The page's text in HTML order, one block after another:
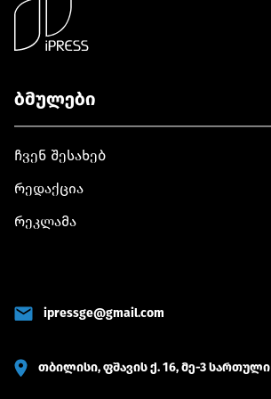
ბმულები
ჩვენ შესახებ
რედაქცია
რეკლამა
ipressge@gmail.com
თბილისი, ფშავის ქ. 16, მე-3 სართული